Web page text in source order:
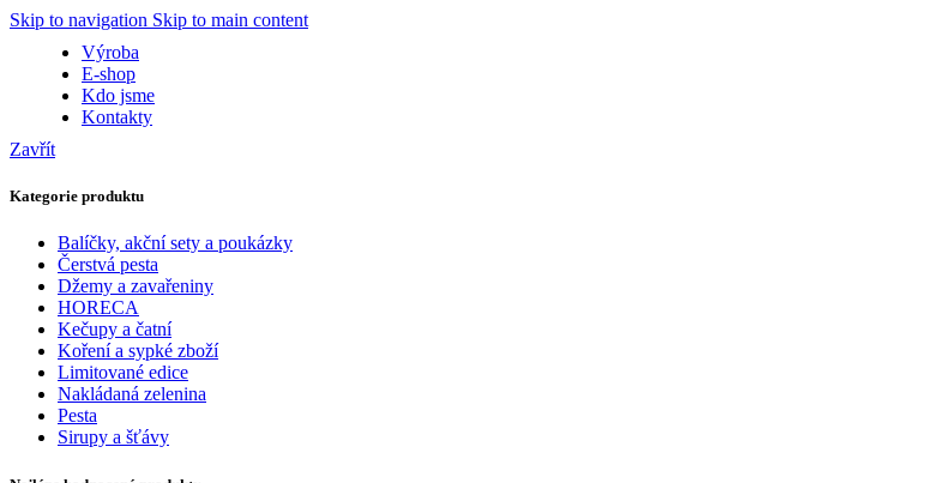
Skip to navigation Skip to main content
Výroba
E-shop
Kdo jsme
Kontakty
Zavřít
Kategorie produktu
Balíčky, akční sety a poukázky
Čerstvá pesta
Džemy a zavařeniny
HORECA
Kečupy a čatní
Koření a sypké zboží
Limitované edice
Nakládaná zelenina
Pesta
Sirupy a šťávy